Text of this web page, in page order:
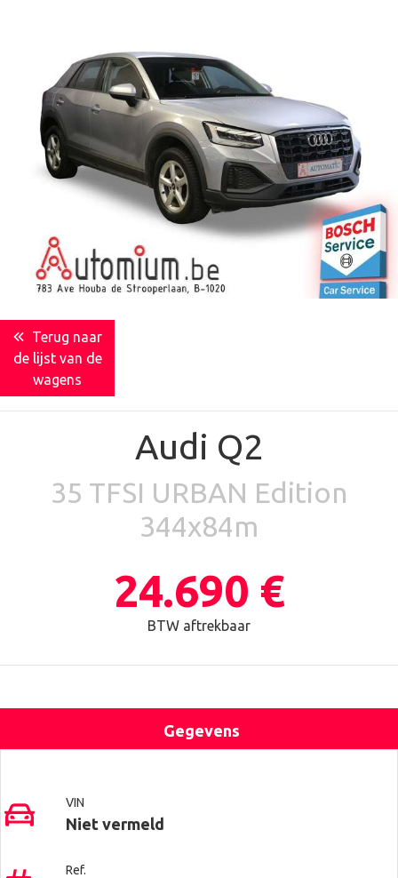
Terug naar
de lijst van de
wagens
Audi Q2
35 TFSI URBAN Edition
344x84m
24.690 €
BTW aftrekbaar
Gegevens
VIN
Niet vermeld
Ref.